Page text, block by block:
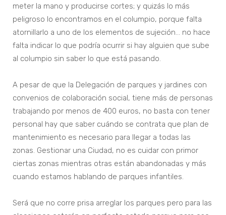
meter la mano y producirse cortes; y quizás lo más
peligroso lo encontramos en el columpio, porque falta
atornillarlo a uno de los elementos de sujeción… no hace
falta indicar lo que podría ocurrir si hay alguien que sube
al columpio sin saber lo que está pasando.
A pesar de que la Delegación de parques y jardines con
convenios de colaboración social, tiene más de personas
trabajando por menos de 400 euros, no basta con tener
personal hay que saber cuándo se contrata que plan de
mantenimiento es necesario para llegar a todas las
zonas. Gestionar una Ciudad, no es cuidar con primor
ciertas zonas mientras otras están abandonadas y más
cuando estamos hablando de parques infantiles.
Será que no corre prisa arreglar los parques pero para las